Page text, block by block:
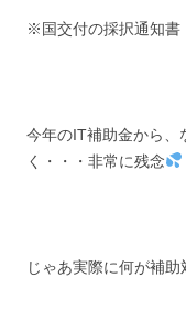
※国交付の採択通知書
今年のIT補助金から、
く・・・非常に残念
じゃあ実際に何が補助